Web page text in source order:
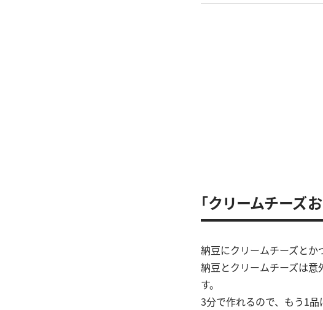
「クリームチー
納豆にクリームチーズとか
納豆とクリームチーズは
す。
3分で作れるので、もう1品